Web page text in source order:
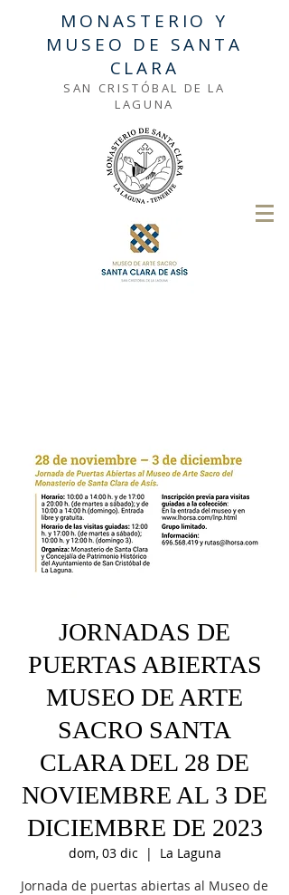
MONASTERIO Y
MUSEO DE SANTA
CLARA
SAN CRISTÓBAL DE LA
LAGUNA
JORNADAS DE
PUERTAS ABIERTAS
MUSEO DE ARTE
SACRO SANTA
CLARA DEL 28 DE
NOVIEMBRE AL 3 DE
DICIEMBRE DE 2023
dom, 03 dic
  |
La Laguna
Jornada de puertas abiertas al Museo de